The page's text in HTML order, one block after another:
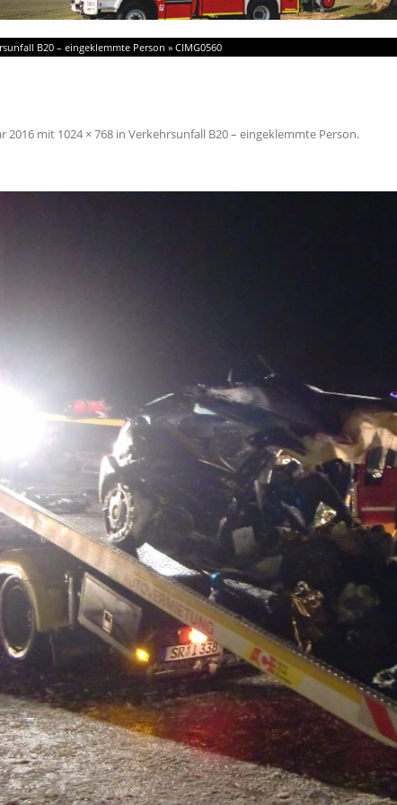
B20 – eingeklemmte Person » CIMG0560
2016 mit 1024 × 768 in Verkehrsunfall B20 – eingeklemmte Person.